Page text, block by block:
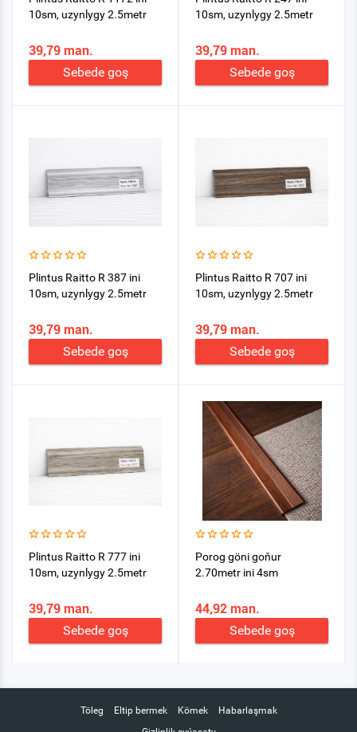
10sm, uzynlygy 2.5metr
39,79 man.
Sebede goş
10sm, uzynlygy 2.5metr
39,79 man.
Sebede goş
Plintus Raitto R 387 ini
10sm, uzynlygy 2.5metr
39,79 man.
Sebede goş
Plintus Raitto R 707 ini
10sm, uzynlygy 2.5metr
39,79 man.
Sebede goş
Plintus Raitto R 777 ini
10sm, uzynlygy 2.5metr
39,79 man.
Sebede goş
Porog göni goňur
2.70metr ini 4sm
44,92 man.
Sebede goş
Töleg Eltip bermek Kömek
Habarlaşmak